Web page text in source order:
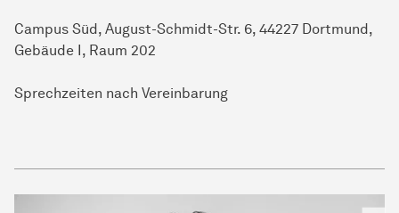
Campus Süd, August-Schmidt-Str. 6, 44227 Dortmund,
Gebäude I, Raum 202
Sprechzeiten nach Vereinbarung